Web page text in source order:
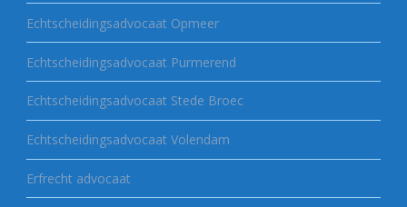
Echtscheidingsadvocaat Opmeer
Echtscheidingsadvocaat Purmerend
Echtscheidingsadvocaat Stede Broec
Echtscheidingsadvocaat Volendam
Erfrecht advocaat